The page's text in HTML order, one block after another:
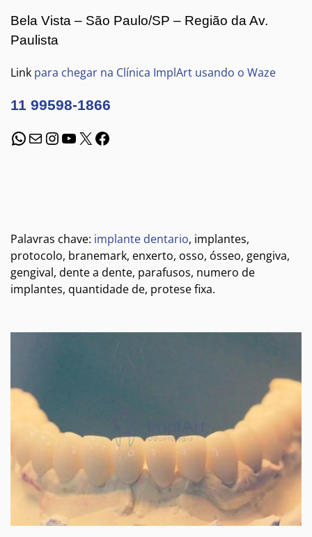
Bela Vista – São Paulo/SP – Região da Av.
Paulista
Link para chegar na Clínica ImplArt usando o Waze
11 99598-1866
WhatsApp
E-mailInstagram
Youtube
X Facebook
Palavras chave: implante dentario, implantes,
protocolo, branemark, enxerto, osso, ósseo, gengiva,
gengival, dente a dente, parafusos, numero de
implantes, quantidade de, protese fixa.